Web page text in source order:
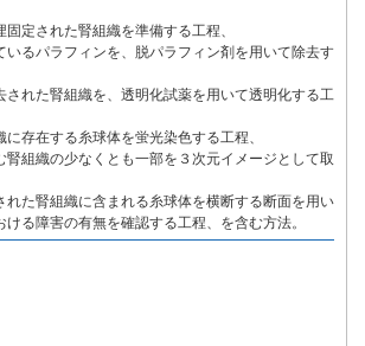
固定された腎組織を準備する工程、
いるパラフィンを、脱パラフィン剤を用いて除去す
された腎組織を、透明化試薬を用いて透明化する工
に存在する糸球体を蛍光染色する工程、
腎組織の少なくとも一部を３次元イメージとして取
れた腎組織に含まれる糸球体を横断する断面を用い
る障害の有無を確認する工程、を含む方法。